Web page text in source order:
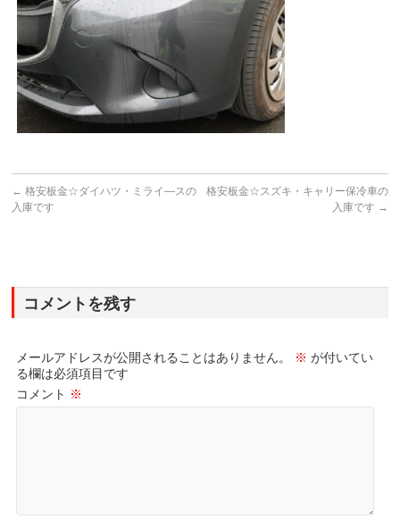
← 格安板金☆ダイハツ・ミライ―スの
入庫です
格安板金☆スズキ・キャリー保冷車の
入庫です →
コメントを残す
メールアドレスが公開されることはありません。 ※ が付いてい
る欄は必須項目です
コメント ※